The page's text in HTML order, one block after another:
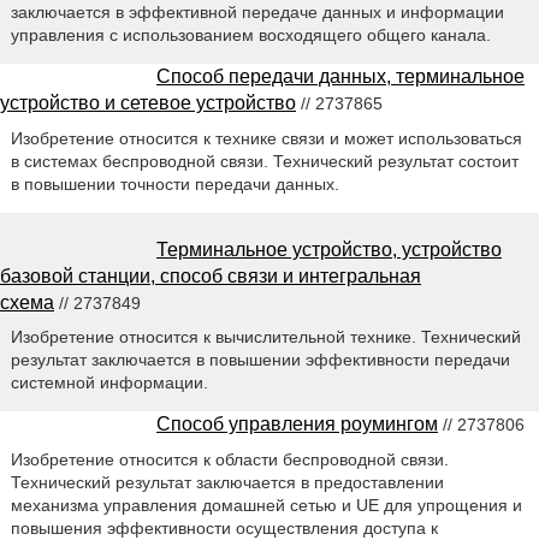
заключается в эффективной передаче данных и информации
управления с использованием восходящего общего канала.
Способ передачи данных, терминальное
устройство и сетевое устройство // 2737865
Изобретение относится к технике связи и может использоваться
в системах беспроводной связи. Технический результат состоит
в повышении точности передачи данных.
Терминальное устройство, устройство
базовой станции, способ связи и интегральная
схема // 2737849
Изобретение относится к вычислительной технике. Технический
результат заключается в повышении эффективности передачи
системной информации.
Способ управления роумингом // 2737806
Изобретение относится к области беспроводной связи.
Технический результат заключается в предоставлении
механизма управления домашней сетью и UE для упрощения и
повышения эффективности осуществления доступа к